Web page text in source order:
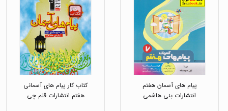
پیام های آسمان هفتم
انتشارات بنی هاشمی
کتاب کار پیام های آسمانی
هفتم انتشارات قلم چی